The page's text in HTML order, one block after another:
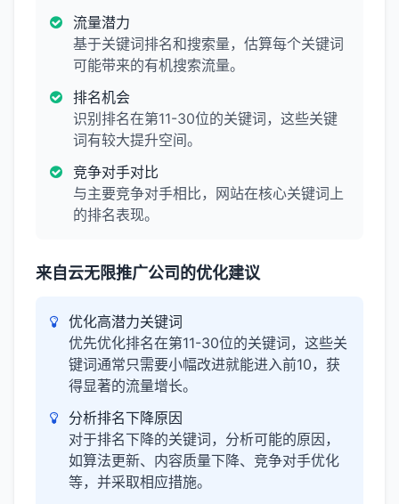
流量潜力
基于关键词排名和搜索量，估算每个关键词
可能带来的有机搜索流量。
排名机会
识别排名在第11-30位的关键词，这些关键
词有较大提升空间。
竞争对手对比
与主要竞争对手相比，网站在核心关键词上
的排名表现。
来自云无限推广公司的优化建议
优化高潜力关键词
优先优化排名在第11-30位的关键词，这些关
键词通常只需要小幅改进就能进入前10，获
得显著的流量增长。
分析排名下降原因
对于排名下降的关键词，分析可能的原因，
如算法更新、内容质量下降、竞争对手优化
等，并采取相应措施。